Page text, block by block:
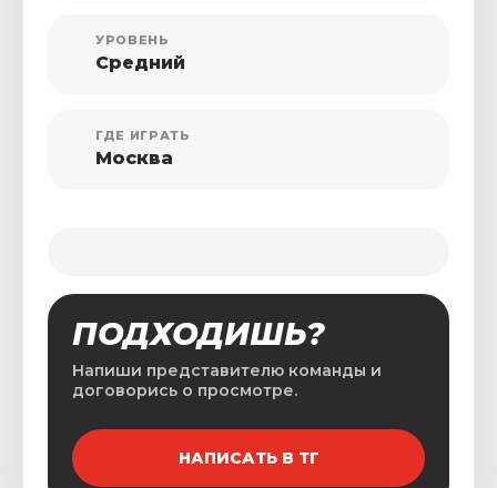
УРОВЕНЬ
Средний
ГДЕ ИГРАТЬ
Москва
ПОДХОДИШЬ?
Напиши представителю команды и
договорись о просмотре.
НАПИСАТЬ В ТГ